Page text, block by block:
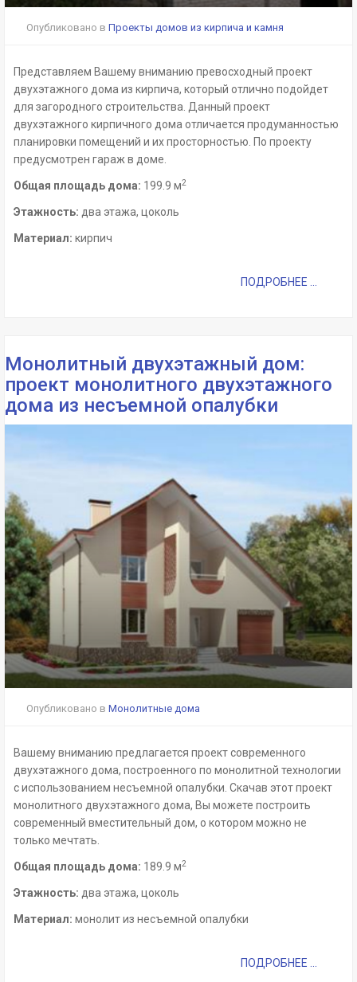
Опубликовано в Проекты домов из кирпича и камня
Представляем Вашему вниманию превосходный проект
двухэтажного дома из кирпича, который отлично подойдет
для загородного строительства. Данный проект
двухэтажного кирпичного дома отличается продуманностью
планировки помещений и их просторностью. По проекту
предусмотрен гараж в доме.
Общая площадь дома: 199.9 м2
Этажность: два этажа, цоколь
Материал: кирпич
ПОДРОБНЕЕ ...
Монолитный двухэтажный дом:
проект монолитного двухэтажного
дома из несъемной опалубки
Опубликовано в Монолитные дома
Вашему вниманию предлагается проект современного
двухэтажного дома, построенного по монолитной технологии
с использованием несъемной опалубки. Скачав этот проект
монолитного двухэтажного дома, Вы можете построить
современный вместительный дом, о котором можно не
только мечтать.
Общая площадь дома: 189.9 м2
Этажность: два этажа, цоколь
Материал: монолит из несъемной опалубки
ПОДРОБНЕЕ ...